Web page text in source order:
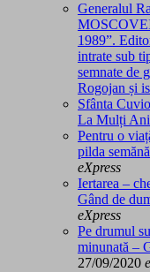
Generalul
1989”.
intrate sub
semnate de
Rogojan și
Sfânta
La Mulți
Pentru o
pilda
eXpress
Iertarea –
Gând de
eXpress
Pe drumul
minunată –
27/09/2020